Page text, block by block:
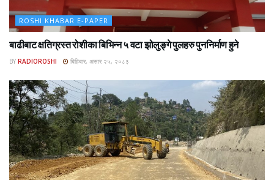
ROSHI KHABAR E-PAPER
बाढीबाट क्षतिग्रस्त रोशीका बिभिन्न ५ वटा झोलुङ्गे पुलहरु पुननिर्माण हुने
BY RADIOROSHI बिहिबार, असार २५, २०८३